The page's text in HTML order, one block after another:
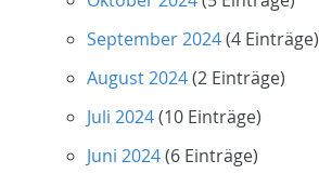
September 2024(4 Einträge)
August 2024(2 Einträge)
Juli 2024(10 Einträge)
Juni 2024(6 Einträge)